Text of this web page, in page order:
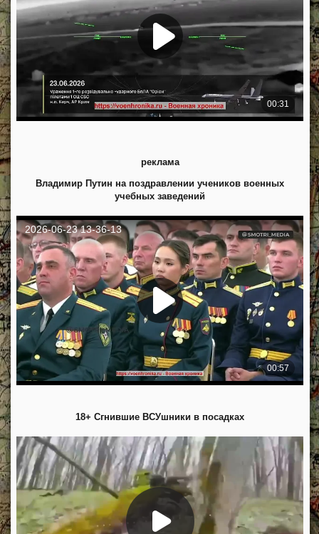
реклама
Владимир Путин на поздравлении учеников военных
учебных заведений
18+ Сгнившие ВСУшники в посадках